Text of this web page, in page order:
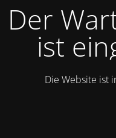
Der
ist
Die Website ist